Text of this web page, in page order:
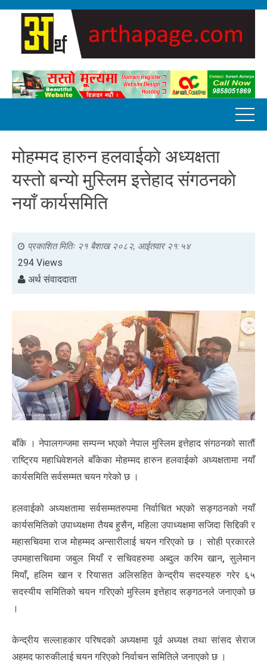
मोहम्मद हारुन हलवाईकाे अध्यक्षता
यस्ताे बन्याे मुस्लिम इत्तेहाद संगठनकाे
नयाँ कार्यसमिति
प्रकाशित मितिः २१ बैशाख २०८२, आईतवार २१:५४
294 Views
अर्थ संवाददाता
बाँके । नेपालगन्जमा सम्पन्न भएको नेपाल मुस्लिम इत्तेहाद संगठनको सातौं
राष्ट्रिय महाधिवेशनले बाँकेका मोहम्मद हारुन हलवाईको अध्यक्षतामा नयाँ
कार्यसमिति सर्वसम्मत चयन गरेको छ ।
हलवाईको अध्यक्षतामा सर्वसम्मतरुपमा निर्वाचित भएको सङ्गठनको नयाँ
कार्यसमितिको उपाध्यक्षमा तैयब हुसैन, महिला उपाध्यक्षमा सजिदा सिद्दिकी र
महासचिवमा राज मोहम्मद अन्सारीलाई चयन गरिएको छ । सोही प्रकारले
उपमहासचिवमा जबुल मियाँ र सचिवहरुमा अब्दुल करिम खान, सुलेमान
मियाँ, हलिम खान र रियासत अलिसहित केन्द्रीय सदस्यहरु गरेर ६५
सदस्यीय समितिको चयन गरिएको मुस्लिम इत्तेहाद सङ्गठनले जनाएको छ
।
केन्द्रीय सल्लाहकार परिषदको अध्यक्षमा पूर्व अध्यक्ष तथा सांसद सेराज
अहमद फारुकीलाई चयन गरिएको निर्वाचन समितिले जनाएको छ ।